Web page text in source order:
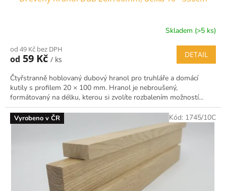
Skladem (>5 ks)
od 49 Kč bez DPH
od 59 Kč / ks
DETAIL
Čtyřstranně hoblovaný dubový hranol pro truhláře a domácí
kutily s profilem 20 × 100 mm. Hranol je nebroušený,
formátovaný na délku, kterou si zvolíte rozbalením možností...
Vyrobeno v ČR Kód: 1745/10C